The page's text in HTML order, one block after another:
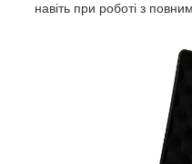
навіть при роботі з